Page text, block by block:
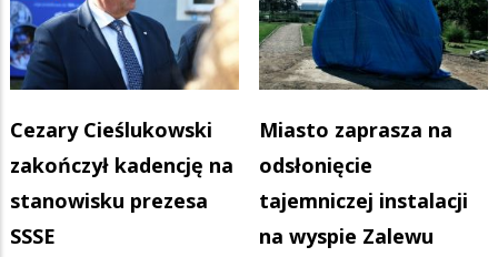
Cezary Cieślukowski
zakończył kadencję na
stanowisku prezesa
SSSE
Miasto zaprasza na
odsłonięcie
tajemniczej instalacji
na wyspie Zalewu